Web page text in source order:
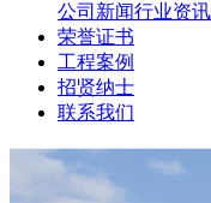
公司新闻行业资讯
荣誉证书
工程案例
招贤纳士
联系我们